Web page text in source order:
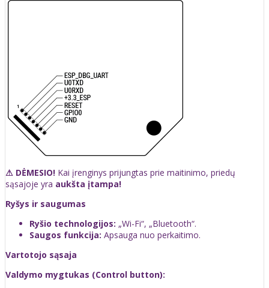
⚠ DĖMESIO! Kai įrenginys prijungtas prie maitinimo, priedų
sąsajoje yra aukšta įtampa!
Ryšys ir saugumas
Ryšio technologijos: „Wi-Fi“, „Bluetooth“.
Saugos funkcija: Apsauga nuo perkaitimo.
Vartotojo sąsaja
Valdymo mygtukas (Control button):